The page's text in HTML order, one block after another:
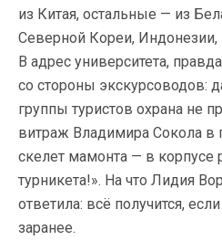
из Китая, остальные — из
Северной Кореи, Индонезии,
В адрес университета,
со стороны экскурсоводов:
группы туристов охрана не
витраж Владимира Сокола в
скелет мамонта — в корпусе
турникета!». На что Лидия
ответила: всё получится,
заранее.